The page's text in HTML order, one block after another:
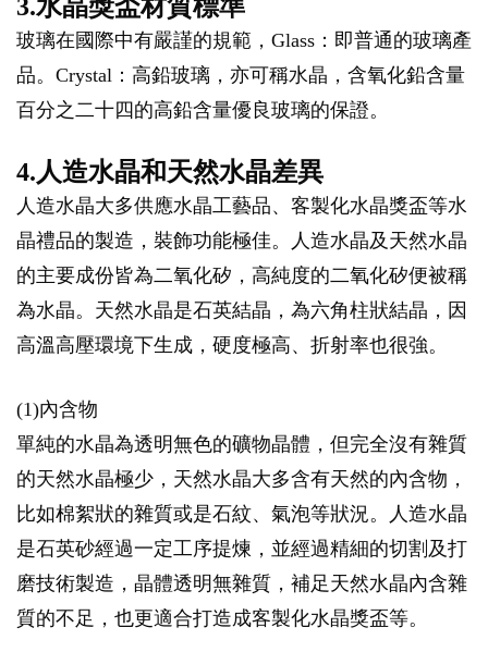
3.水晶獎盃材質標準
玻璃在國際中有嚴謹的規範，Glass：即普通的玻璃產
品。Crystal：高鉛玻璃，亦可稱水晶，含氧化鉛含量
百分之二十四的高鉛含量優良玻璃的保證。
4.人造水晶和天然水晶差異
人造水晶大多供應水晶工藝品、客製化水晶獎盃等水
晶禮品的製造，裝飾功能極佳。人造水晶及天然水晶
的主要成份皆為二氧化矽，高純度的二氧化矽便被稱
為水晶。天然水晶是石英結晶，為六角柱狀結晶，因
高溫高壓環境下生成，硬度極高、折射率也很強。
(1)內含物
單純的水晶為透明無色的礦物晶體，但完全沒有雜質
的天然水晶極少，天然水晶大多含有天然的內含物，
比如棉絮狀的雜質或是石紋、氣泡等狀況。人造水晶
是石英砂經過一定工序提煉，並經過精細的切割及打
磨技術製造，晶體透明無雜質，補足天然水晶內含雜
質的不足，也更適合打造成客製化水晶獎盃等。